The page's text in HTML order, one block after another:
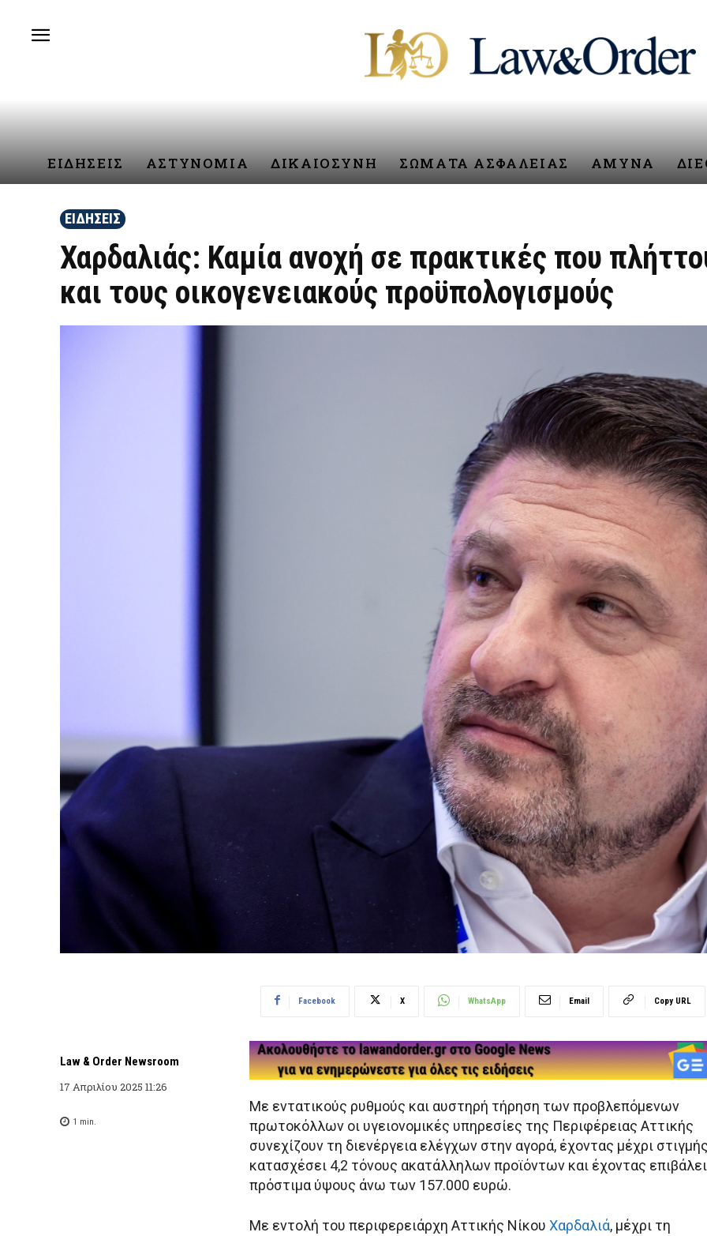
ΕΙΔΗΣΕΙΣ ΑΣΤΥΝΟΜΙΑ ΔΙΚΑΙΟΣΥΝΗ ΣΩΜΑΤΑ ΑΣΦΑΛΕΙΑΣ ΑΜΥΝΑ
ΕΙΔΗΣΕΙΣ
Χαρδαλιάς: Καμία ανοχή σε πρακτικές που
και τους οικογενειακούς προϋπολογισμούς
Law & Order Newsroom
17 Απριλίου 2025 11:26
1 min.
Facebook X WhatsApp Email Copy URL
Με εντατικούς ρυθμούς και αυστηρή τήρηση των προβλεπόμενων
πρωτοκόλλων οι υγειονομικές υπηρεσίες της Περιφέρειας Αττικής
συνεχίζουν τη διενέργεια ελέγχων στην αγορά, έχοντας μέχρι
κατασχέσει 4,2 τόνους ακατάλληλων προϊόντων και έχοντας επιβάλει
πρόστιμα ύψους άνω των 157.000 ευρώ.
Με εντολή του περιφερειάρχη Αττικής Νίκου Χαρδαλιά, μέχρι τη